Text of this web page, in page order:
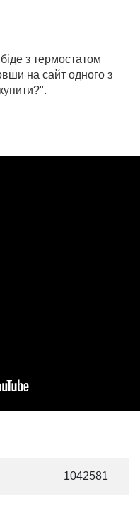
з термостатом
на сайт одного з
1042581